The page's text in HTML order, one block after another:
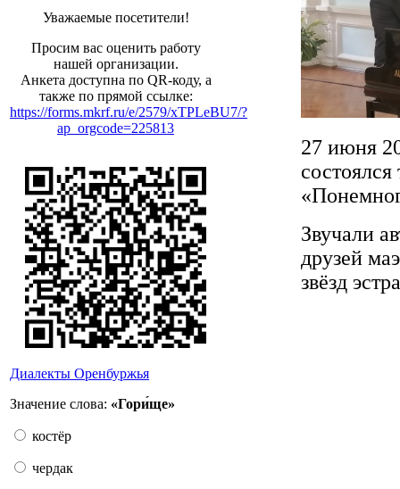
Уважаемые посетители!
Просим вас оценить работу
нашей организации.
Анкета доступна по QR-коду, а
также по прямой ссылке:
https://forms.mkrf.ru/e/2579/xTPLeBU7/?
ap_orgcode=225813
Диалекты Оренбуржья
Значение слова: «Гори́ще»
костёр
чердак
27 июня
Звучали
друзей
звёзд